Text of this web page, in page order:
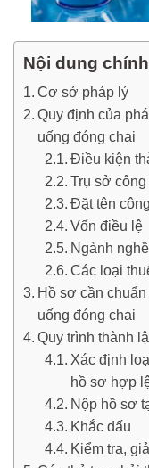
Nội dung chính
Cơ sở pháp lý
Quy định của
uống đóng chai
Điều kiện
Trụ sở công
Đặt tên
Vốn điều lệ
Ngành
Các loại
Hồ sơ cần
uống đóng chai
Quy trình thành
Xác định
hồ sơ hợp
Nộp hồ sơ
Khắc dấu
Kiểm tra,